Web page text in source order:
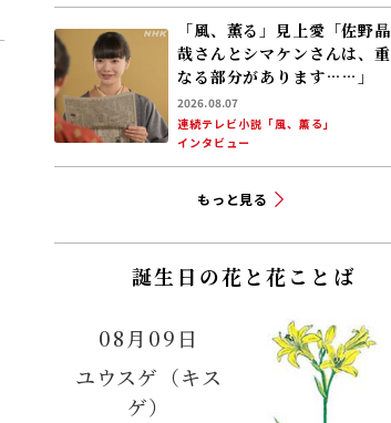
「風、薫る」見上愛「佐野晶
哉さんとシマケンさんは、重
なる部分があります……」
2026.08.07
連続テレビ小説「風、薫る」
インタビュー
もっと見る
誕生日の花と花ことば
08月09日
ユウスゲ（キス
ゲ）